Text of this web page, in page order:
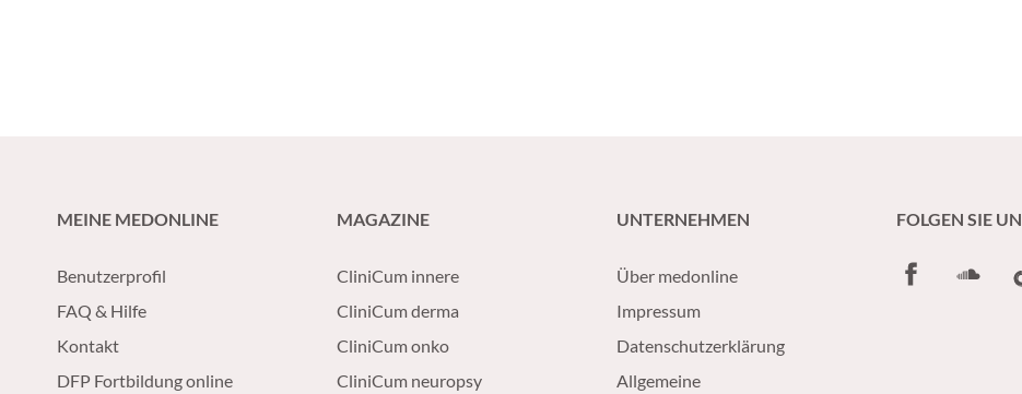
MEINE MEDONLINE
Benutzerprofil
FAQ & Hilfe
Kontakt
DFP Fortbildung online
MAGAZINE
CliniCum innere
CliniCum derma
CliniCum onko
CliniCum neuropsy
UNTERNEHMEN
Über medonline
Impressum
Datenschutzerklärung
Allgemeine
FOLGEN SIE
Facebook